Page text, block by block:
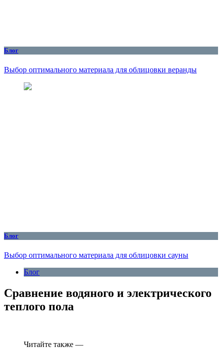
Блог
Выбор оптимального материала для облицовки веранды
Блог
Выбор оптимального материала для облицовки сауны
Блог
Сравнение водяного и электрического
теплого пола
Читайте также —